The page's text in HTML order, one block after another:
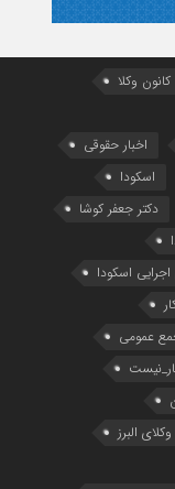
وکلا
اخبار حقوقی
اسکودا
دکتر جعفر کوشا
اسکودا
عمومی
البرز